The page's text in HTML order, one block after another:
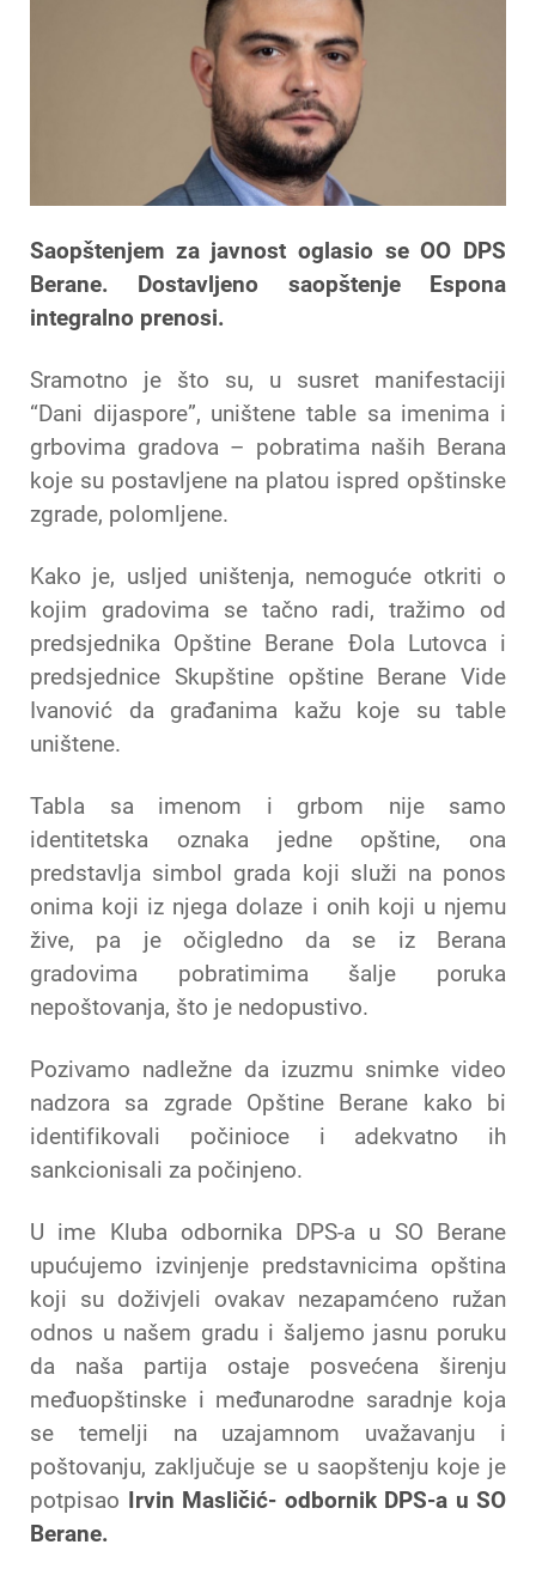
Saopštenjem za javnost oglasio se OO DPS
Berane. Dostavljeno saopštenje Espona
integralno prenosi.
Sramotno je što su, u susret manifestaciji
“Dani dijaspore”, uništene table sa imenima i
grbovima gradova – pobratima naših Berana
koje su postavljene na platou ispred opštinske
zgrade, polomljene.
Kako je, usljed uništenja, nemoguće otkriti o
kojim gradovima se tačno radi, tražimo od
predsjednika Opštine Berane Đola Lutovca i
predsjednice Skupštine opštine Berane Vide
Ivanović da građanima kažu koje su table
uništene.
Tabla sa imenom i grbom nije samo
identitetska oznaka jedne opštine, ona
predstavlja simbol grada koji služi na ponos
onima koji iz njega dolaze i onih koji u njemu
žive, pa je očigledno da se iz Berana
gradovima pobratimima šalje poruka
nepoštovanja, što je nedopustivo.
Pozivamo nadležne da izuzmu snimke video
nadzora sa zgrade Opštine Berane kako bi
identifikovali počinioce i adekvatno ih
sankcionisali za počinjeno.
U ime Kluba odbornika DPS-a u SO Berane
upućujemo izvinjenje predstavnicima opština
koji su doživjeli ovakav nezapamćeno ružan
odnos u našem gradu i šaljemo jasnu poruku
da naša partija ostaje posvećena širenju
međuopštinske i međunarodne saradnje koja
se temelji na uzajamnom uvažavanju i
poštovanju, zaključuje se u saopštenju koje je
potpisao Irvin Masličić- odbornik DPS-a u SO
Berane.